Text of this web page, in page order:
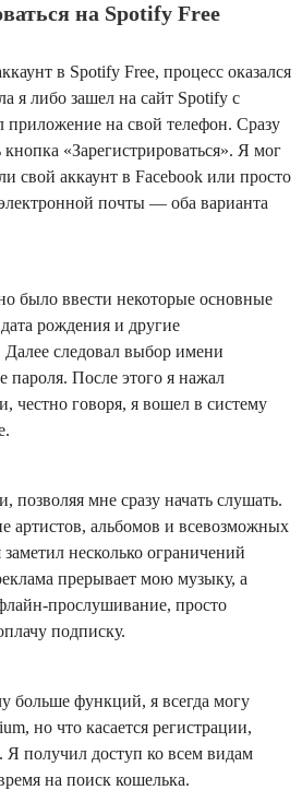
на Spotify Free
в Spotify Free, процесс оказался
я либо зашел на сайт Spotify с
приложение на свой телефон. Сразу
«Зарегистрироваться». Я мог
свой аккаунт в Facebook или просто
почты — оба варианта
было ввести некоторые основные
рождения и другие
следовал выбор имени
пароля. После этого я нажал
честно говоря, я вошел в систему
позволяя мне сразу начать слушать.
артистов, альбомов и всевозможных
несколько ограничений
прерывает мою музыку, а
прослушивание, просто
подписку.
больше функций, я всегда могу
но что касается регистрации,
получил доступ ко всем видам
на поиск кошелька.